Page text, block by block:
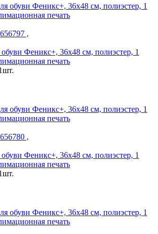
,
Феникс+, 36х48 см, полиэстер, 1
печать
,
Феникс+, 36х48 см, полиэстер, 1
печать